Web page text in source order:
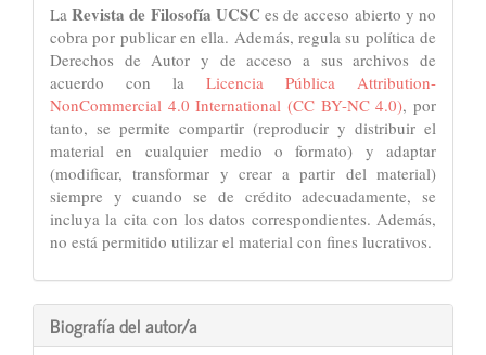
LaRevista de Filosofía UCSC es de acceso abierto y no
cobra por publicar en ella. Además, regula su política de
Derechos de Autor y de acceso a sus archivos de
acuerdo con la Licencia Pública Attribution-
NonCommercial 4.0 International (CC BY-NC 4.0), por
tanto, se permite compartir (reproducir y distribuir el
material en cualquier medio o formato) y adaptar
(modificar, transformar y crear a partir del material)
siempre y cuando se de crédito adecuadamente, se
incluya la cita con los datos correspondientes. Además,
no está permitido utilizar el material con fines lucrativos.
Biografía del autor/a